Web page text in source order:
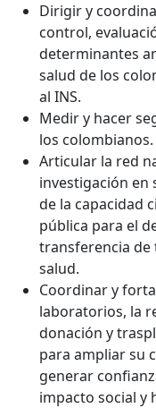
Dirigir y
control,
determinantes
salud de los
al INS.
Medir y hacer
los colombianos.
Articular la red
investigación en
de la capacidad
pública para el
transferencia de
salud.
Coordinar y
laboratorios, la
donación y
para ampliar su
generar
impacto social y